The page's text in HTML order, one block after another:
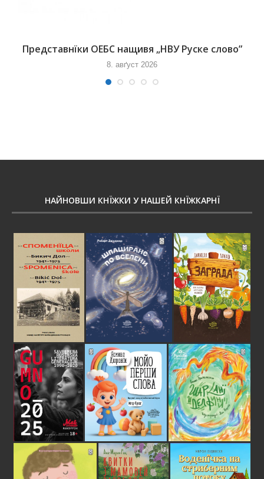
Представнїки ОЕБС нащивя „НВУ Руске слово”
8. авґуст 2026
НАЙНОВШИ КНЇЖКИ У НАШЕЙ КНЇЖКАРНЇ